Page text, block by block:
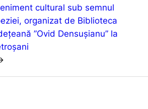
cultural sub semnul
organizat de Biblioteca
”Ovid Densușianu” la